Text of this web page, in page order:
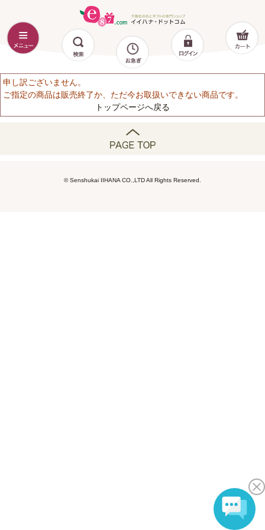
申し訳ございません。
ご指定の商品は販売終了か、ただ今お取扱いできない商品です。
トップページへ戻る
© Senshukai IIHANA CO.,LTD All Rights Reserved.